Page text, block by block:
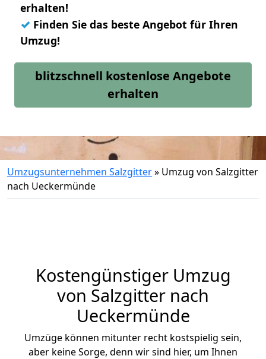
erhalten!
✓ Finden Sie das beste Angebot für Ihren
Umzug!
blitzschnell kostenlose Angebote
erhalten
Umzugsunternehmen Salzgitter» Umzug von Salzgitter
nach Ueckermünde
Kostengünstiger Umzug
von Salzgitter nach
Ueckermünde
Umzüge können mitunter recht kostspielig sein,
aber keine Sorge, denn wir sind hier, um Ihnen